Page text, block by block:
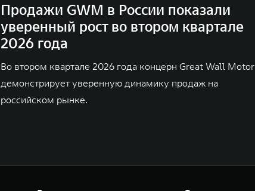
Продажи GWM в России показали
уверенный рост во втором квартале
2026 года
Во втором квартале 2026 года концерн Great Wall Motor
демонстрирует уверенную динамику продаж на
российском рынке.